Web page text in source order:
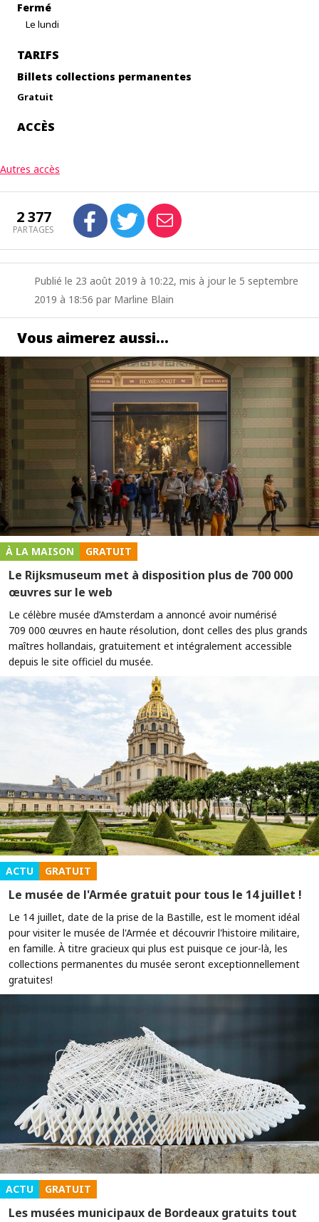
Fermé
Le lundi
TARIFS
Billets collections permanentes
Gratuit
ACCÈS
Autres accès
2 377
PARTAGES
Publié le 23 août 2019 à 10:22, mis à jour le 5 septembre
2019 à 18:56 par Marline Blain
Vous aimerez aussi…
À LA MAISON GRATUIT
Le Rijksmuseum met à disposition plus de 700 000
œuvres sur le web
Le célèbre musée d’Amsterdam a annoncé avoir numérisé
709 000 œuvres en haute résolution, dont celles des plus grands
maîtres hollandais, gratuitement et intégralement accessible
depuis le site officiel du musée.
ACTU GRATUIT
Le musée de l'Armée gratuit pour tous le 14 juillet !
Le 14 juillet, date de la prise de la Bastille, est le moment idéal
pour visiter le musée de l'Armée et découvrir l'histoire militaire,
en famille. À titre gracieux qui plus est puisque ce jour-là, les
collections permanentes du musée seront exceptionnellement
gratuites!
ACTU GRATUIT
Les musées municipaux de Bordeaux gratuits tout